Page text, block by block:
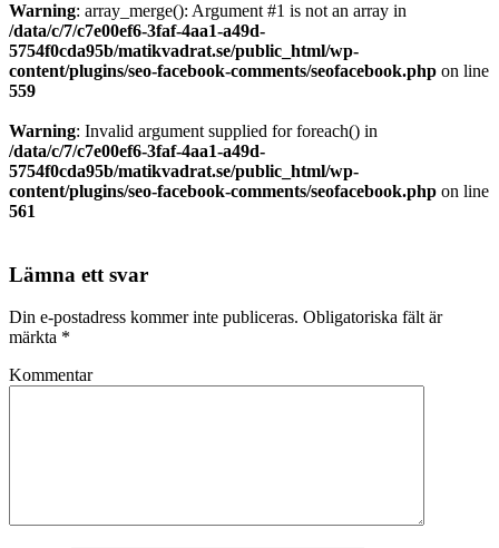
Warning: array_merge(): Argument #1 is not an array in
/data/c/7/c7e00ef6-3faf-4aa1-a49d-
5754f0cda95b/matikvadrat.se/public_html/wp-
content/plugins/seo-facebook-comments/seofacebook.php on line
559
Warning: Invalid argument supplied for foreach() in
/data/c/7/c7e00ef6-3faf-4aa1-a49d-
5754f0cda95b/matikvadrat.se/public_html/wp-
content/plugins/seo-facebook-comments/seofacebook.php on line
561
Lämna ett svar
Din e-postadress kommer inte publiceras. Obligatoriska fält är
märkta *
Kommentar